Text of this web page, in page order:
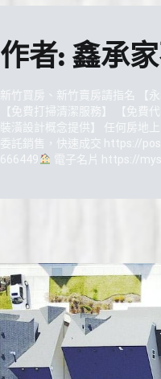
作者:鑫承
新竹買房、新竹賣房請指名 【
【免費打掃清潔服務】 【免費
裝潢設計概念提供】 任何房地
委託銷售，快速成交 https://
666449
電子名片 https://